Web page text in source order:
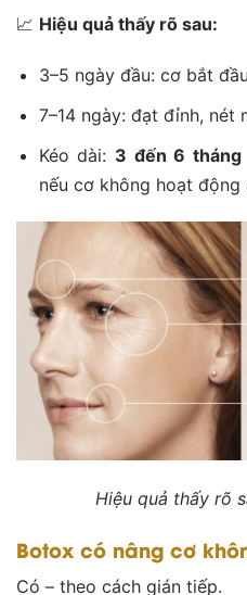
📈 Hiệu quả thấy rõ sau:
3–5 ngày đầu: cơ bắt
7–14 ngày: đạt đỉnh, nét
Kéo dài: 3 đến 6 tháng
nếu cơ không hoạt động
Hiệu quả thấy rõ
Botox có nâng cơ
Có – theo cách gián tiếp.